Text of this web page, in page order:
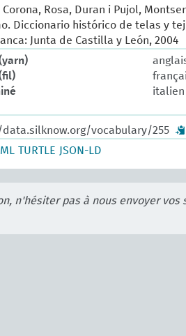
Corona, Rosa, Duran i Pujol,
Diccionario histórico de telas y
Junta de Castilla y León, 2004
italien
vocabulary/255
TURTLE JSON-LD
n'hésiter pas à nous envoyer vos